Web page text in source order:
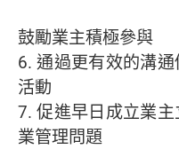
鼓勵業主積極參與
6. 通過更有效的溝
活動
7. 促進早日成立業
業管理問題